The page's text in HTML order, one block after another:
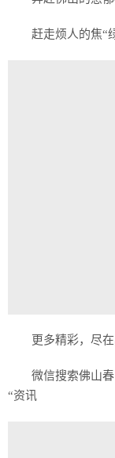
赶走烦人的焦“
更多精彩，尽
微信搜索佛山
“资讯